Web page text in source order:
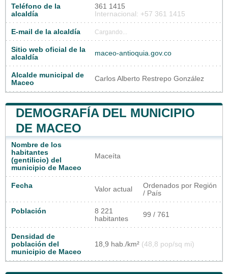
Teléfono de la
alcaldía
361 1415
Internacional: +57 361 1415
E-mail de la alcaldía Cargando...
Sitio web oficial de la
alcaldía
maceo-antioquia.gov.co
Alcalde municipal de
Maceo
Carlos Alberto Restrepo González
DEMOGRAFÍA DEL MUNICIPIO
DE MACEO
Nombre de los
habitantes
(gentilicio) del
municipio de Maceo
Maceíta
Fecha Valor actual
Ordenados por Región
/ País
Población
8 221
habitantes
99 / 761
Densidad de
población del
municipio de Maceo
18,9 hab./km² (48,8 pop/sq mi)